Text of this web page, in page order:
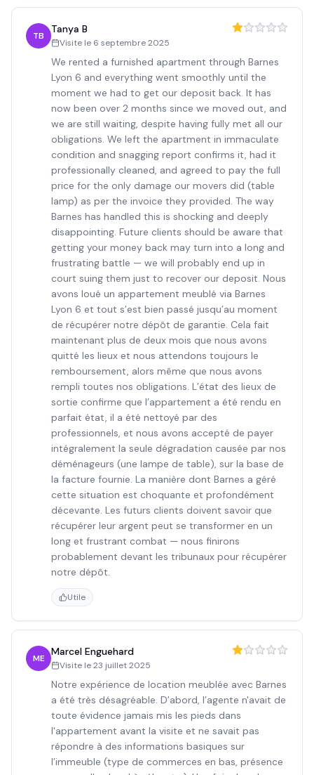
TB
Tanya B
Visite le 6 septembre 2025
We rented a furnished apartment through Barnes
Lyon 6 and everything went smoothly until the
moment we had to get our deposit back. It has
now been over 2 months since we moved out, and
we are still waiting, despite having fully met all our
obligations. We left the apartment in immaculate
condition and snagging report confirms it, had it
professionally cleaned, and agreed to pay the full
price for the only damage our movers did (table
lamp) as per the invoice they provided. The way
Barnes has handled this is shocking and deeply
disappointing. Future clients should be aware that
getting your money back may turn into a long and
frustrating battle — we will probably end up in
court suing them just to recover our deposit. Nous
avons loué un appartement meublé via Barnes
Lyon 6 et tout s’est bien passé jusqu’au moment
de récupérer notre dépôt de garantie. Cela fait
maintenant plus de deux mois que nous avons
quitté les lieux et nous attendons toujours le
remboursement, alors même que nous avons
rempli toutes nos obligations. L’état des lieux de
sortie confirme que l’appartement a été rendu en
parfait état, il a été nettoyé par des
professionnels, et nous avons accepté de payer
intégralement la seule dégradation causée par nos
déménageurs (une lampe de table), sur la base de
la facture fournie. La manière dont Barnes a géré
cette situation est choquante et profondément
décevante. Les futurs clients doivent savoir que
récupérer leur argent peut se transformer en un
long et frustrant combat — nous finirons
probablement devant les tribunaux pour récupérer
notre dépôt.
Utile
ME
Marcel Enguehard
Visite le23 juillet 2025
Notre expérience de location meublée avec Barnes
a été très désagréable. D’abord, l’agente n'avait de
toute évidence jamais mis les pieds dans
l'appartement avant la visite et ne savait pas
répondre à des informations basiques sur
l’immeuble (type de commerces en bas, présence